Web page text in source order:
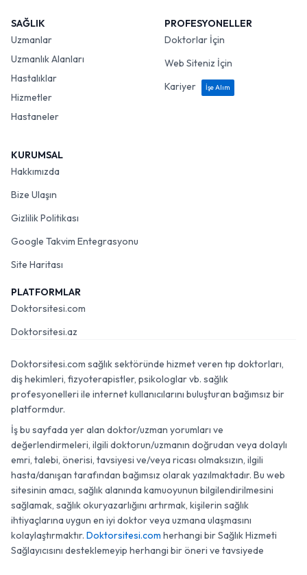
SAĞLIK
Uzmanlar
Uzmanlık Alanları
Hastalıklar
Hizmetler
Hastaneler
PROFESYONELLER
Doktorlar İçin
Web Siteniz İçin
Kariyer
İşe Alım
KURUMSAL
Hakkımızda
Bize Ulaşın
Gizlilik Politikası
Google Takvim Entegrasyonu
Site Haritası
PLATFORMLAR
Doktorsitesi.com
Doktorsitesi.az
Doktorsitesi.com sağlık sektöründe hizmet veren tıp doktorları,
diş hekimleri, fizyoterapistler, psikologlar vb. sağlık
profesyonelleri ile internet kullanıcılarını buluşturan bağımsız bir
platformdur.
İş bu sayfada yer alan doktor/uzman yorumları ve
değerlendirmeleri, ilgili doktorun/uzmanın doğrudan veya dolaylı
emri, talebi, önerisi, tavsiyesi ve/veya ricası olmaksızın, ilgili
hasta/danışan tarafından bağımsız olarak yazılmaktadır. Bu web
sitesinin amacı, sağlık alanında kamuoyunun bilgilendirilmesini
sağlamak, sağlık okuryazarlığını artırmak, kişilerin sağlık
ihtiyaçlarına uygun en iyi doktor veya uzmana ulaşmasını
kolaylaştırmaktır. Doktorsitesi.com herhangi bir Sağlık Hizmeti
Sağlayıcısını desteklemeyip herhangi bir öneri ve tavsiyede